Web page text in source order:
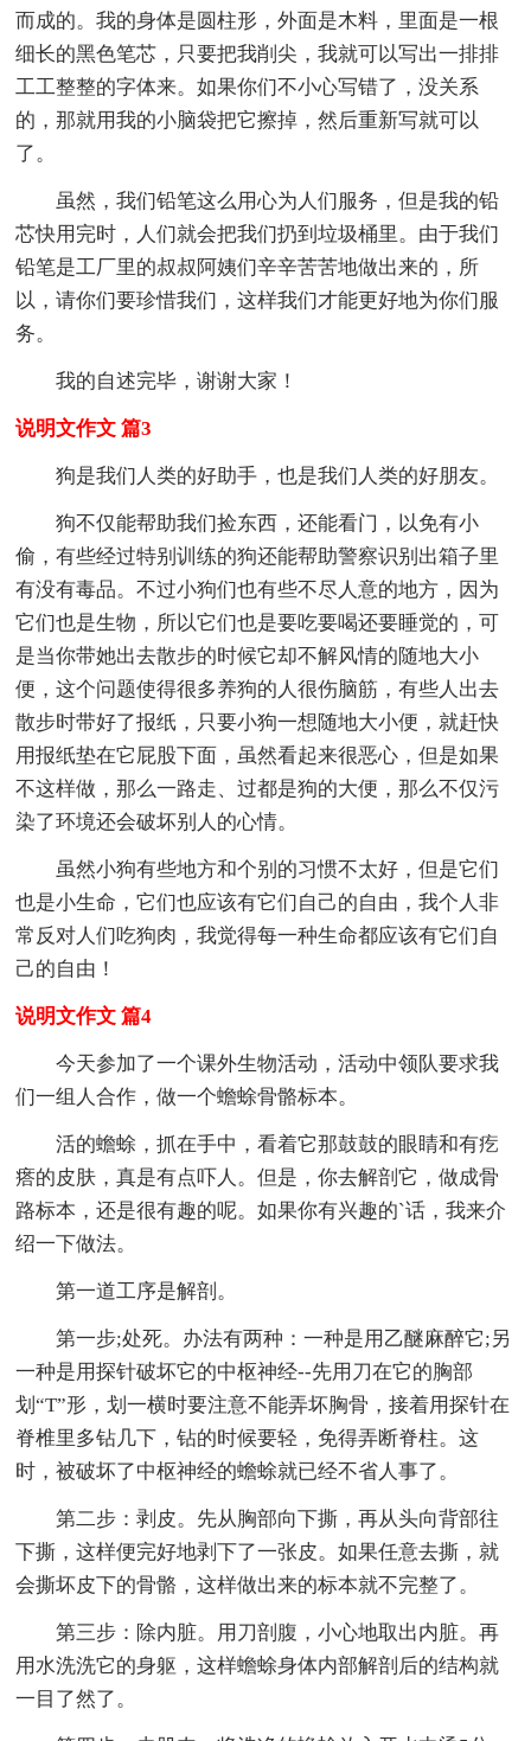
而成的。我的身体是圆柱形，外面是木料，里面是一根
细长的黑色笔芯，只要把我削尖，我就可以写出一排排
工工整整的字体来。如果你们不小心写错了，没关系
的，那就用我的小脑袋把它擦掉，然后重新写就可以
了。
虽然，我们铅笔这么用心为人们服务，但是我的铅
芯快用完时，人们就会把我们扔到垃圾桶里。由于我们
铅笔是工厂里的叔叔阿姨们辛辛苦苦地做出来的，所
以，请你们要珍惜我们，这样我们才能更好地为你们服
务。
我的自述完毕，谢谢大家！
说明文作文 篇3
狗是我们人类的好助手，也是我们人类的好朋友。
狗不仅能帮助我们捡东西，还能看门，以免有小
偷，有些经过特别训练的狗还能帮助警察识别出箱子里
有没有毒品。不过小狗们也有些不尽人意的地方，因为
它们也是生物，所以它们也是要吃要喝还要睡觉的，可
是当你带她出去散步的时候它却不解风情的随地大小
便，这个问题使得很多养狗的人很伤脑筋，有些人出去
散步时带好了报纸，只要小狗一想随地大小便，就赶快
用报纸垫在它屁股下面，虽然看起来很恶心，但是如果
不这样做，那么一路走、过都是狗的大便，那么不仅污
染了环境还会破坏别人的心情。
虽然小狗有些地方和个别的习惯不太好，但是它们
也是小生命，它们也应该有它们自己的自由，我个人非
常反对人们吃狗肉，我觉得每一种生命都应该有它们自
己的自由！
说明文作文 篇4
今天参加了一个课外生物活动，活动中领队要求我
们一组人合作，做一个蟾蜍骨骼标本。
活的蟾蜍，抓在手中，看着它那鼓鼓的眼睛和有疙
瘩的皮肤，真是有点吓人。但是，你去解剖它，做成骨
路标本，还是很有趣的呢。如果你有兴趣的`话，我来介
绍一下做法。
第一道工序是解剖。
第一步;处死。办法有两种：一种是用乙醚麻醉它;另
一种是用探针破坏它的中枢神经--先用刀在它的胸部
划“T”形，划一横时要注意不能弄坏胸骨，接着用探针在
脊椎里多钻几下，钻的时候要轻，免得弄断脊柱。这
时，被破坏了中枢神经的蟾蜍就已经不省人事了。
第二步：剥皮。先从胸部向下撕，再从头向背部往
下撕，这样便完好地剥下了一张皮。如果任意去撕，就
会撕坏皮下的骨骼，这样做出来的标本就不完整了。
第三步：除内脏。用刀剖腹，小心地取出内脏。再
用水洗洗它的身躯，这样蟾蜍身体内部解剖后的结构就
一目了然了。